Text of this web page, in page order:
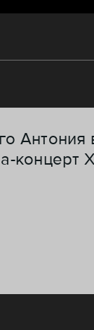
концерт